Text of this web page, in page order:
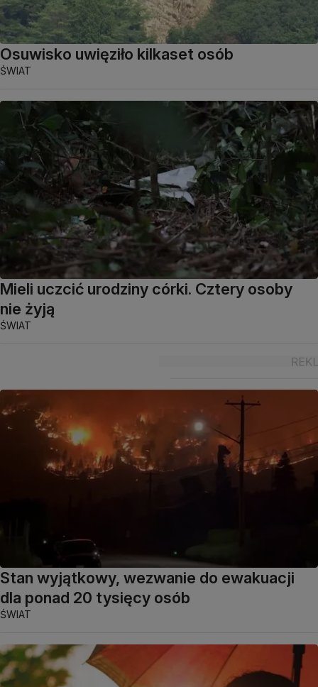
Osuwisko uwięziło kilkaset osób
ŚWIAT
Mieli uczcić urodziny córki. Cztery osoby
nie żyją
ŚWIAT
Stan wyjątkowy, wezwanie do ewakuacji
dla ponad 20 tysięcy osób
ŚWIAT